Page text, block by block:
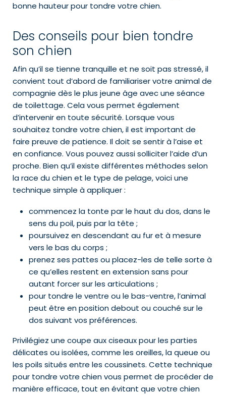
bonne hauteur pour tondre votre chien.
Des conseils pour bien tondre
son chien
Afin qu’il se tienne tranquille et ne soit pas stressé, il
convient tout d’abord de familiariser votre animal de
compagnie dès le plus jeune âge avec une séance
de toilettage. Cela vous permet également
d’intervenir en toute sécurité. Lorsque vous
souhaitez tondre votre chien, il est important de
faire preuve de patience. Il doit se sentir à l’aise et
en confiance. Vous pouvez aussi solliciter l’aide d’un
proche. Bien qu’il existe différentes méthodes selon
la race du chien et le type de pelage, voici une
technique simple à appliquer :
commencez la tonte par le haut du dos, dans le
sens du poil, puis par la tête ;
poursuivez en descendant au fur et à mesure
vers le bas du corps ;
prenez ses pattes ou placez-les de telle sorte à
ce qu’elles restent en extension sans pour
autant forcer sur les articulations ;
pour tondre le ventre ou le bas-ventre, l’animal
peut être en position debout ou couché sur le
dos suivant vos préférences.
Privilégiez une coupe aux ciseaux pour les parties
délicates ou isolées, comme les oreilles, la queue ou
les poils situés entre les coussinets. Cette technique
pour tondre votre chien vous permet de procéder de
manière efficace, tout en évitant que votre chien